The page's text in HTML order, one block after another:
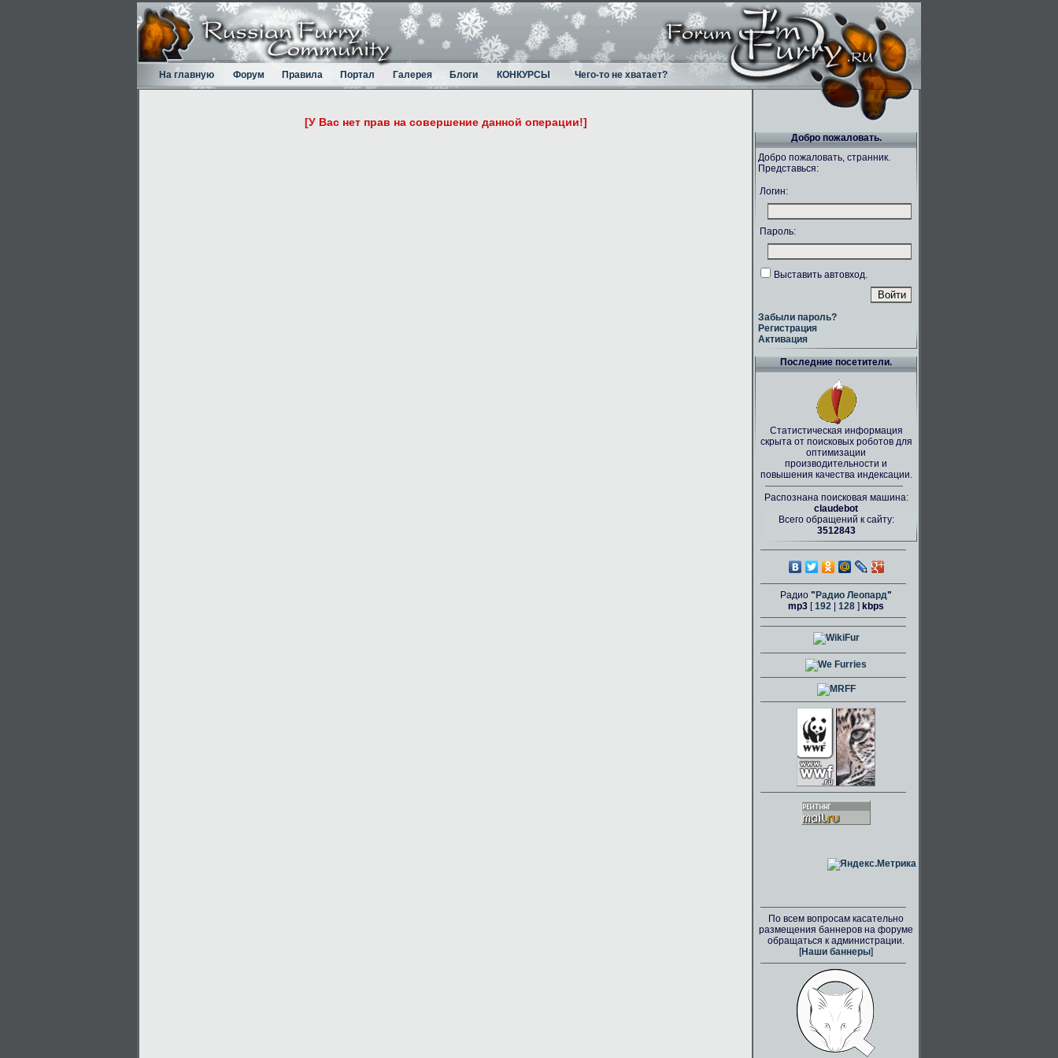
На главную Форум Правила Портал Галерея Блоги КОНКУРСЫ Чего-то не хватает?
[У Вас нет прав на совершение данной операции!]
Добро пожаловать.
Добро пожаловать, странник.
Представься:
Логин:
Пароль:
Выставить автовход.
Забыли пароль?
Регистрация
Активация
Последние посетители.
Статистическая информация
скрыта от поисковых роботов для
оптимизации
производительности и
повышения качества индексации.
Распознана поисковая машина:
claudebot
Всего обращений к сайту:
3512843
Радио " Радио Леопард"
mp3 [192 128 ] kbps
По всем вопросам касательно
размещения баннеров на форуме
обращаться к администрации.
[Наши баннеры]